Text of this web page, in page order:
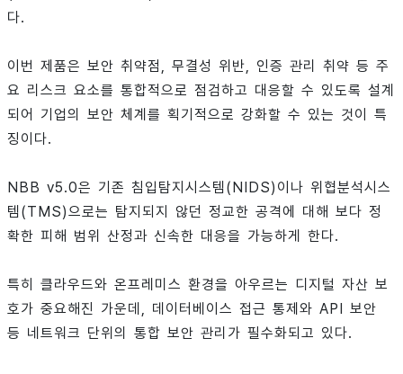
다.
이번 제품은 보안 취약점, 무결성 위반, 인증 관리 취약 등 주
요 리스크 요소를 통합적으로 점검하고 대응할 수 있도록 설계
되어 기업의 보안 체계를 획기적으로 강화할 수 있는 것이 특
징이다.
NBB v5.0은 기존 침입탐지시스템(NIDS)이나 위협분석시스
템(TMS)으로는 탐지되지 않던 정교한 공격에 대해 보다 정
확한 피해 범위 산정과 신속한 대응을 가능하게 한다.
특히 클라우드와 온프레미스 환경을 아우르는 디지털 자산 보
호가 중요해진 가운데, 데이터베이스 접근 통제와 API 보안
등 네트워크 단위의 통합 보안 관리가 필수화되고 있다.